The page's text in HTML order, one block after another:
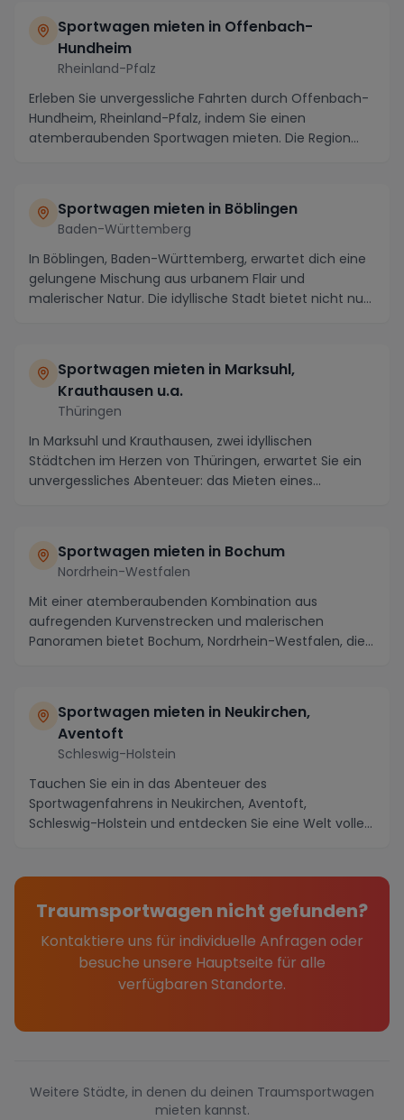
Sportwagen mieten in Offenbach-
Hundheim
Rheinland-Pfalz
Erleben Sie unvergessliche Fahrten durch Offenbach-
Hundheim, Rheinland-Pfalz, indem Sie einen
atemberaubenden Sportwagen mieten. Die Region
Sportwagen mieten in Böblingen
Baden-Württemberg
In Böblingen, Baden-Württemberg, erwartet dich eine
gelungene Mischung aus urbanem Flair und
malerischer Natur. Die idyllische Stadt bietet nicht nur
Sportwagen mieten in Marksuhl,
Krauthausen u.a.
Thüringen
In Marksuhl und Krauthausen, zwei idyllischen
Städtchen im Herzen von Thüringen, erwartet Sie ein
unvergessliches Abenteuer: das Mieten eines
Sportwagen mieten in Bochum
Nordrhein-Westfalen
Mit einer atemberaubenden Kombination aus
aufregenden Kurvenstrecken und malerischen
Panoramen bietet Bochum, Nordrhein-Westfalen, die
Sportwagen mieten in Neukirchen,
Aventoft
Schleswig-Holstein
Tauchen Sie ein in das Abenteuer des
Sportwagenfahrens in Neukirchen, Aventoft,
Schleswig-Holstein und entdecken Sie eine Welt voller
Traumsportwagen nicht gefunden?
Kontaktiere uns für individuelle Anfragen oder
besuche unsere Hauptseite für alle
verfügbaren Standorte.
Weitere Städte, in denen du deinen Traumsportwagen
mieten kannst.